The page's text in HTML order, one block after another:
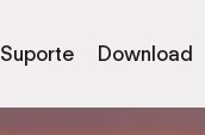
Suporte Download